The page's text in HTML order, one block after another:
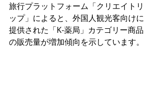
旅行プラットフォーム「クリエイトリ
ップ」によると、外国人観光客向けに
提供された「K-薬局」カテゴリー商品
の販売量が増加傾向を示しています。